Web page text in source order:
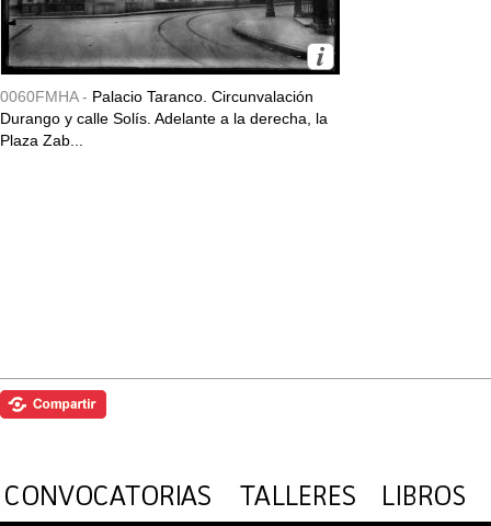
0060FMHA - Palacio Taranco. Circunvalación
Durango y calle Solís. Adelante a la derecha, la
Plaza Zab...